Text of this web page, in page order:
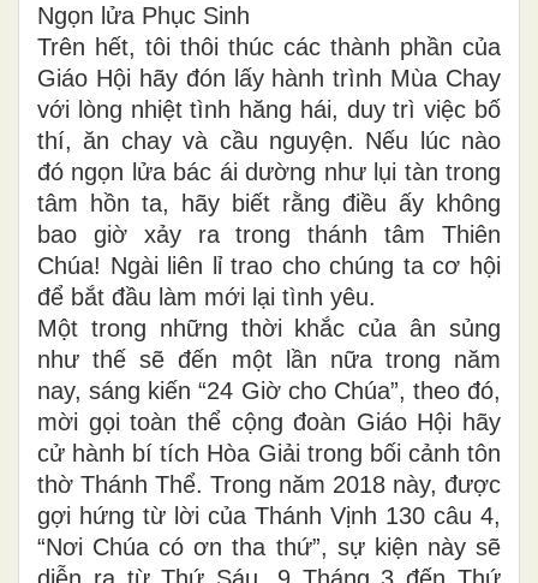
Ngọn lửa Phục Sinh
Trên hết, tôi thôi thúc các thành phần của
Giáo Hội hãy đón lấy hành trình Mùa Chay
với lòng nhiệt tình hăng hái, duy trì việc bố
thí, ăn chay và cầu nguyện. Nếu lúc nào
đó ngọn lửa bác ái dường như lụi tàn trong
tâm hồn ta, hãy biết rằng điều ấy không
bao giờ xảy ra trong thánh tâm Thiên
Chúa! Ngài liên lỉ trao cho chúng ta cơ hội
để bắt đầu làm mới lại tình yêu.
Một trong những thời khắc của ân sủng
như thế sẽ đến một lần nữa trong năm
nay, sáng kiến “24 Giờ cho Chúa”, theo đó,
mời gọi toàn thể cộng đoàn Giáo Hội hãy
cử hành bí tích Hòa Giải trong bối cảnh tôn
thờ Thánh Thể. Trong năm 2018 này, được
gợi hứng từ lời của Thánh Vịnh 130 câu 4,
“Nơi Chúa có ơn tha thứ”, sự kiện này sẽ
diễn ra từ Thứ Sáu, 9 Tháng 3 đến Thứ